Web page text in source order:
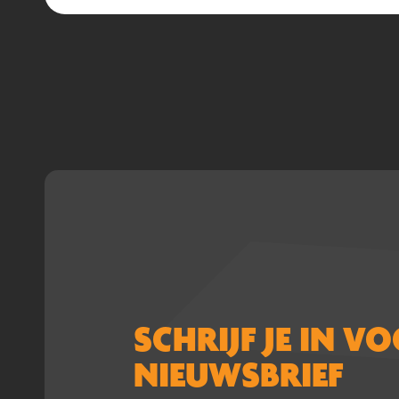
SCHRIJF JE IN
NIEUWSBRIEF